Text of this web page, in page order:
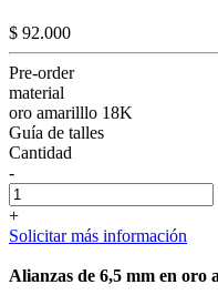
$ 92.000
Pre-order
material
oro amarilllo 18K
Guía de talles
Cantidad
-
+
Solicitar más información
Alianzas de 6,5 mm en oro